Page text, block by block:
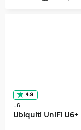
4.9
U6+
Ubiquiti UniFi U6+